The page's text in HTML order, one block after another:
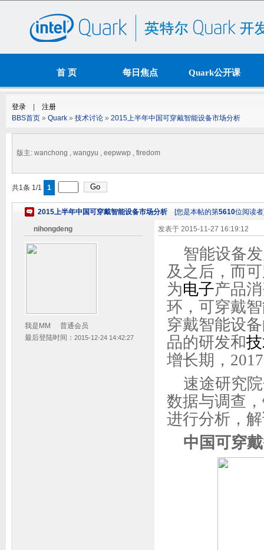
首 页 每日焦点 Quark公开课
资源下载
BBS首页» Quark» 技术讨论» 2015上半年中国可穿戴智能设备市场分析
版主: wanchong , wangyu , eepwwp , firedom
共1条 1/1 1
2015上半年中国可穿戴智能设备市场分析[您是本帖的第5610位阅读
nihongdeng
我是MM
普通会员
最后登陆时间： 2015-12-24 14:42:27
发表于 2015-11-27 16:19:12
智能设备
及之后，而
为电子产品
环，可穿戴
穿戴智能设
品的研发和
增长期，
速途研究
数据与调查
进行分析，
中国可穿